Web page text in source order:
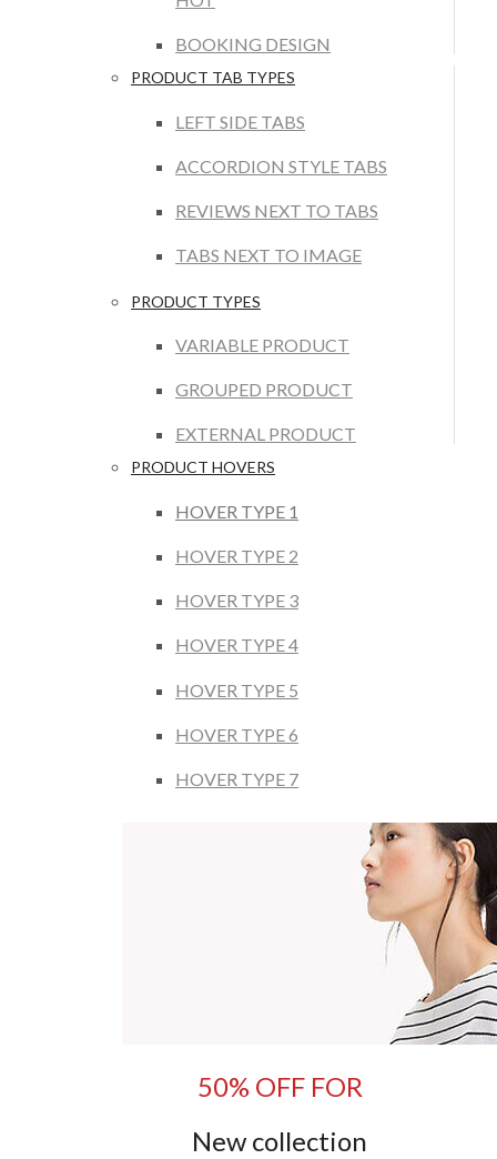
BOOKING DESIGN
PRODUCT TAB TYPES
LEFT SIDE TABS
ACCORDION STYLE TABS
REVIEWS NEXT TO TABS
TABS NEXT TO IMAGE
PRODUCT TYPES
VARIABLE PRODUCT
GROUPED PRODUCT
EXTERNAL PRODUCT
PRODUCT HOVERS
HOVER TYPE 1
HOVER TYPE 2
HOVER TYPE 3
HOVER TYPE 4
HOVER TYPE 5
HOVER TYPE 6
HOVER TYPE 7
50% OFF FOR
New collection